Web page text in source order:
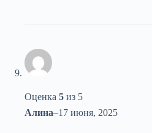
Оценка 5 из 5
Алина–17 июня, 2025